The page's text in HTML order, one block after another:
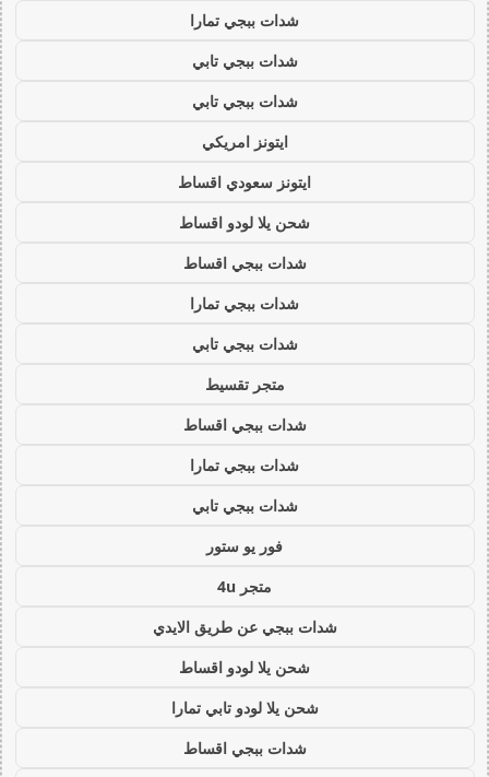
شدات ببجي تمارا
شدات ببجي تابي
شدات ببجي تابي
ايتونز امريكي
ايتونز سعودي اقساط
شحن يلا لودو اقساط
شدات ببجي اقساط
شدات ببجي تمارا
شدات ببجي تابي
متجر تقسيط
شدات ببجي اقساط
شدات ببجي تمارا
شدات ببجي تابي
فور يو ستور
متجر 4u
شدات ببجي عن طريق الايدي
شحن يلا لودو اقساط
شحن يلا لودو تابي تمارا
شدات ببجي اقساط